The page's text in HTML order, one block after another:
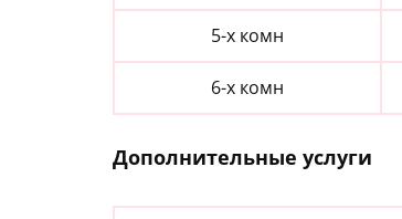
5-х комн
6-х комн
Дополнительные услуги